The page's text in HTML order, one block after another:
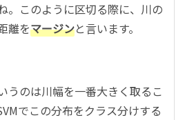
。このように区切る際に、川の
離をマージンと言います。
うのは川幅を一番大きく取るこ
でこの分布をクラス分けする